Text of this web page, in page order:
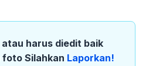
harus diedit baik
Silahkan Laporkan!